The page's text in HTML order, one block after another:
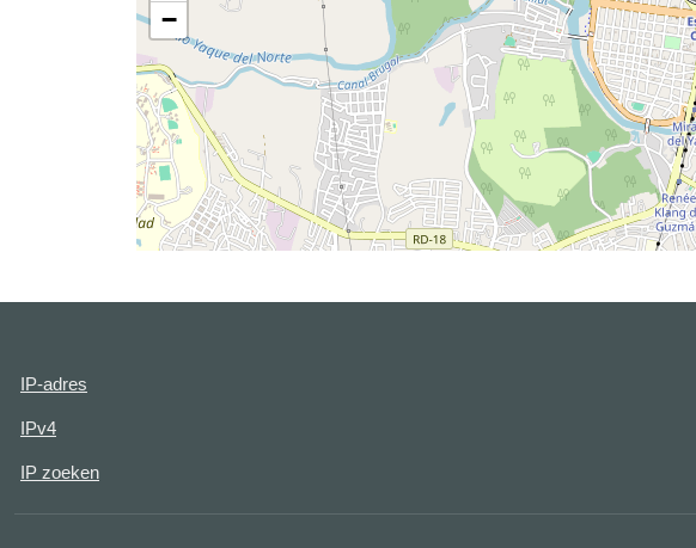
−
IP-adres
IPv4
IP zoeken